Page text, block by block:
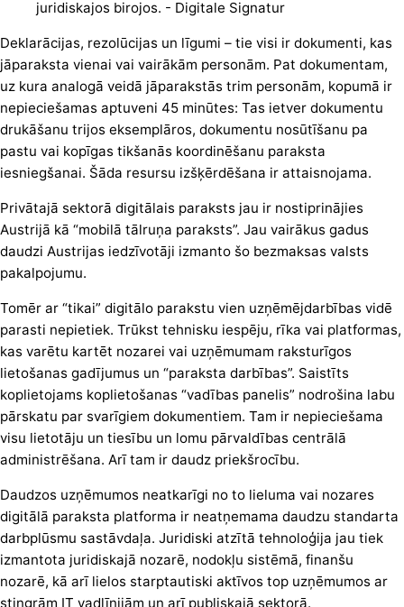
Deklarācijas, rezolūcijas un līgumi – tie visi ir dokumenti, kas
jāparaksta vienai vai vairākām personām. Pat dokumentam,
uz kura analogā veidā jāparakstās trim personām, kopumā ir
nepieciešamas aptuveni 45 minūtes: Tas ietver dokumentu
drukāšanu trijos eksemplāros, dokumentu nosūtīšanu pa
pastu vai kopīgas tikšanās koordinēšanu paraksta
iesniegšanai. Šāda resursu izšķērdēšana ir attaisnojama.
Privātajā sektorā digitālais paraksts jau ir nostiprinājies
Austrijā kā “mobilā tālruņa paraksts”. Jau vairākus gadus
daudzi Austrijas iedzīvotāji izmanto šo bezmaksas valsts
pakalpojumu.
Tomēr ar “tikai” digitālo parakstu vien uzņēmējdarbības vidē
parasti nepietiek. Trūkst tehnisku iespēju, rīka vai platformas,
kas varētu kartēt nozarei vai uzņēmumam raksturīgos
lietošanas gadījumus un “paraksta darbības”. Saistīts
koplietojams koplietošanas “vadības panelis” nodrošina labu
pārskatu par svarīgiem dokumentiem. Tam ir nepieciešama
visu lietotāju un tiesību un lomu pārvaldības centrālā
administrēšana. Arī tam ir daudz priekšrocību.
Daudzos uzņēmumos neatkarīgi no to lieluma vai nozares
digitālā paraksta platforma ir neatņemama daudzu standarta
darbplūsmu sastāvdaļa. Juridiski atzītā tehnoloģija jau tiek
izmantota juridiskajā nozarē, nodokļu sistēmā, finanšu
nozarē, kā arī lielos starptautiski aktīvos top uzņēmumos ar
stingrām IT vadlīnijām un arī publiskajā sektorā.